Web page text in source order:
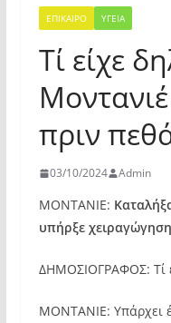
το
ΕΠΙΚΑΙΡΟ ΥΓΕΙΑ
Τί είχε
πριν
03/10/2024 Admin
ΜΟΝΤΑΝΙΕ:
υπήρξε
ΔΗΜΟΣΙΟΓΡΑΦΟΣ: Τί
ΜΟΝΤΑΝΙΕ: Υπάρχει